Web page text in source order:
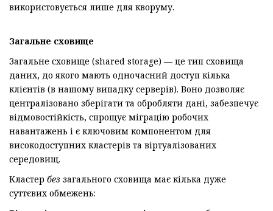
використовується лише для кворуму.
Загальне сховище
Загальне сховище (shared storage) — це тип сховища
даних, до якого мають одночасний доступ кілька
клієнтів (в нашому випадку серверів). Воно дозволяє
централізовано зберігати та обробляти дані, забезпечує
відмовостійкість, спрощує міграцію робочих
навантажень і є ключовим компонентом для
високодоступних кластерів та віртуалізованих
середовищ.
Кластер без загального сховища має кілька дуже
суттєвих обмежень: